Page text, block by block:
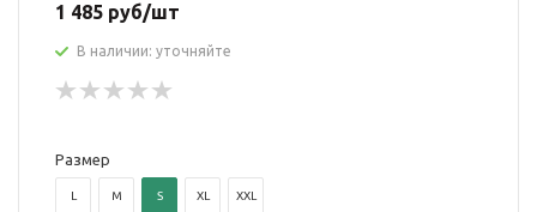
1 485 руб/шт
В наличии: уточняйте
Размер
L M S XL XXL